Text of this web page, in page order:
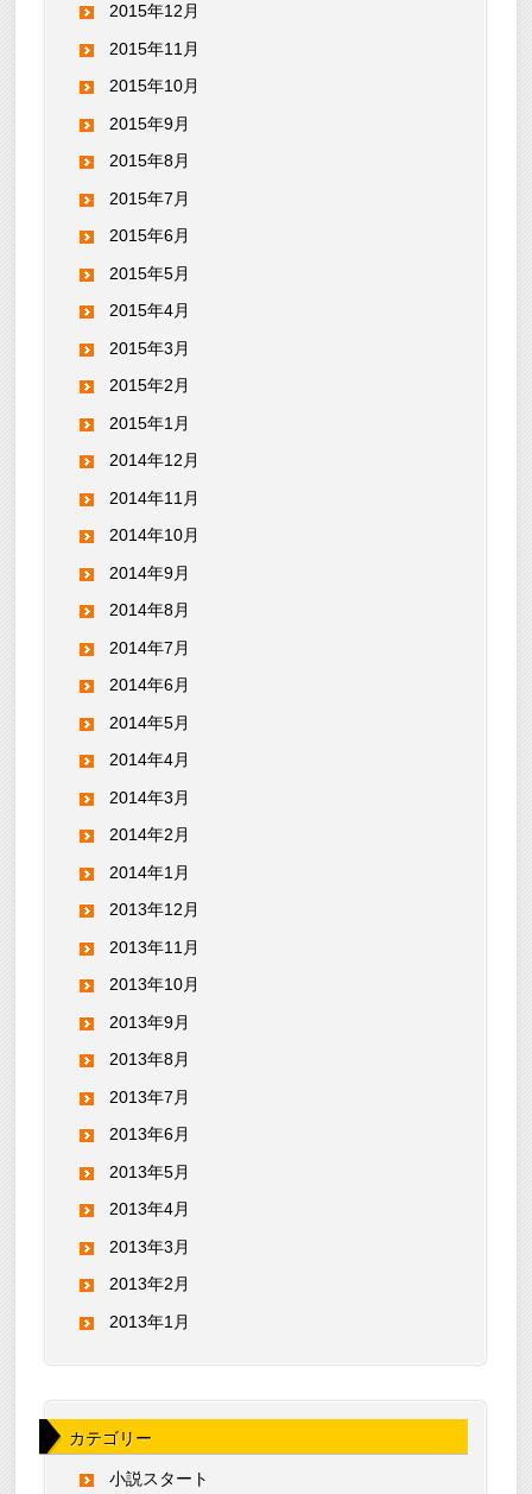
2015年12月
2015年11月
2015年10月
2015年9月
2015年8月
2015年7月
2015年6月
2015年5月
2015年4月
2015年3月
2015年2月
2015年1月
2014年12月
2014年11月
2014年10月
2014年9月
2014年8月
2014年7月
2014年6月
2014年5月
2014年4月
2014年3月
2014年2月
2014年1月
2013年12月
2013年11月
2013年10月
2013年9月
2013年8月
2013年7月
2013年6月
2013年5月
2013年4月
2013年3月
2013年2月
2013年1月
カテゴリー
小説スタート